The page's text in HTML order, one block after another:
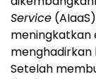
Service
meningkatkan
menghadirkan
Setelah